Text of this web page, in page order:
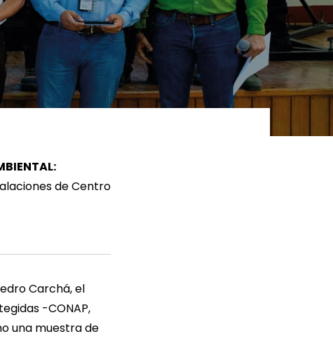
LEER MÁS LEER MÁS
de Centro
Carchá, el
-CONAP,
una muestra de